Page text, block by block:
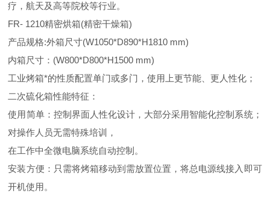
疗，航天及高等院校等行业。
FR- 1210精密烘箱(精密干燥箱)
产品规格:外箱尺寸(W1050*D890*H1810 mm)
内箱尺寸：(W800*D800*H1500 mm)
工业烤箱*的性质配置单门或多门，使用上更节能、更人性化；
二次硫化箱性能特征：
使用简单：控制界面人性化设计，大部分采用智能化控制系统；
对操作人员无需特殊培训，
在工作中全微电脑系统自动控制。
安装方便：只需将烤箱移动到需放置位置，将总电源线接入即可
开机使用。